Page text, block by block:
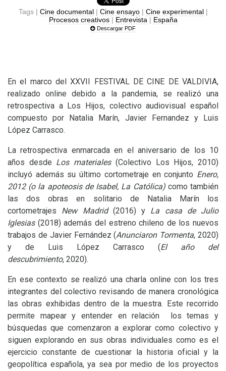
Tags | Cine documental| Cine ensayo| Cine experimental|
Procesos creativos| Entrevista | España
Descargar PDF
En el marco delXXVII FESTIVAL DE CINE DE VALDIVIA,
realizado online debido a la pandemia, se realizó una
retrospectiva a Los Hijos, colectivo audiovisual español
compuesto por Natalia Marín, Javier Fernandez y Luis
López Carrasco.
La retrospectiva enmarcada en el aniversario de los 10
años desde Los materiales (Colectivo Los Hijos, 2010)
incluyó además su último cortometraje en conjunto Enero,
2012 (o la apoteosis de Isabel, La Católica) como también
las dos obras en solitario de Natalia Marín los
cortometrajes New Madrid(2016) y La casa de Julio
Iglesias(2018) además del estreno chileno de los nuevos
trabajos de Javier Fernández (Anunciaron Tormenta, 2020)
y de Luis López Carrasco (El año del
descubrimiento, 2020).
En ese contexto se realizó una charla online con los tres
integrantes del colectivo revisando de manera cronológica
las obras exhibidas dentro de la muestra. Este recorrido
permite mapear y entender en relación los temas y
búsquedas que comenzaron a explorar como colectivo y
siguen explorando en sus obras individuales como es el
ejercicio constante de cuestionar la historia oficial y la
geopolítica española, ya sea por medio de los proyectos